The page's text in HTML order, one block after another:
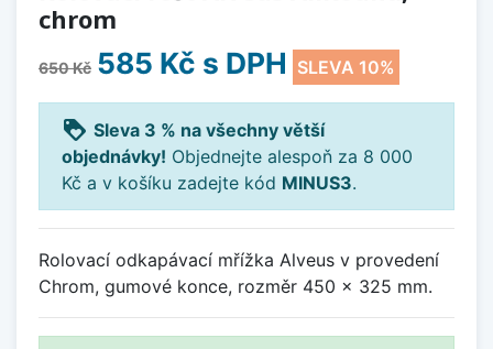
chrom
650 Kč 585 Kč s DPH SLEVA 10%
loyalty Sleva 3 % na všechny větší
objednávky! Objednejte alespoň za 8 000
Kč a v košíku zadejte kód MINUS3.
Rolovací odkapávací mřížka Alveus v provedení
Chrom, gumové konce, rozměr 450 x 325 mm.